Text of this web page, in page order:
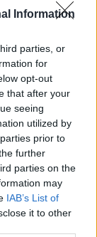
Information
parties, or
for
opt-out
that after your
seeing
utilized by
prior to
further
parties on the
may
IAB’s List of
it to other
másodfokúra